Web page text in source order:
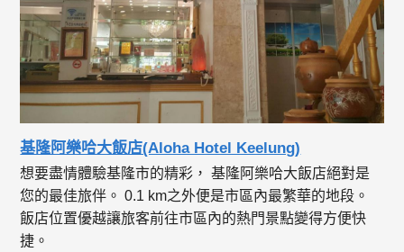
基隆阿樂哈大飯店(Aloha Hotel Keelung)
想要盡情體驗基隆市的精彩， 基隆阿樂哈大飯店絕對是
您的最佳旅伴。 0.1 km之外便是市區內最繁華的地段。
飯店位置優越讓旅客前往市區內的熱門景點變得方便快
捷。